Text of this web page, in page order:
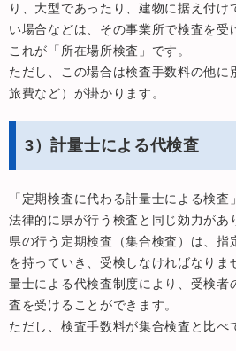
り、大型であったり、建物に据え付け
い場合などは、その事業所で検査を受
これが「所在場所検査」です。
ただし、この場合は検査手数料の他に
旅費など）が掛かります。
3）計量士による代検査
「定期検査に代わる計量士による検査
法律的に県が行う検査と同じ効力があ
県の行う定期検査（集合検査）は、指
を持っていき、受検しなければなりま
量士による代検査制度により、受検者
査を受けることができます。
ただし、検査手数料が集合検査と比べ